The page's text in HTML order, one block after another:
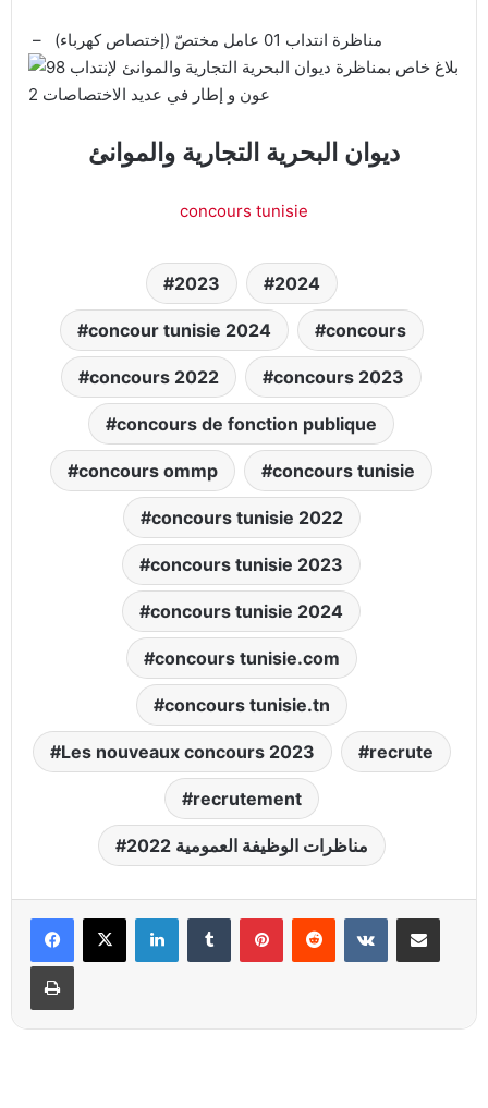
–
ديوان البحرية التجارية والموانئ
concours tunisie
2023 2024
concour tunisie 2024 concours
concours 2022 concours 2023
concours de fonction publique
concours ommp concours tunisie
concours tunisie 2022
concours tunisie 2023
concours tunisie 2024
concours tunisie.com
concours tunisie.tn
Les nouveaux concours 2023 recrute
recrutement
مناظرات الوظيفة العمومية 2022
LinkedinTumblr PinterestReddit VKontaktePartager par email
Imprimer